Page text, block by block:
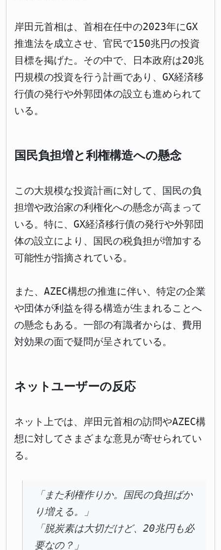
岸田元首相は、首相在任中の2023年にGX
推進法を成立させ、官民で150兆円の投資
目標を掲げた。その中で、日本政府は20兆
円規模の投資を行う計画であり、GX経済移
行債の発行や外郭団体の設立も進められて
いる。
国民負担増と利権構造への懸念
この大規模な投資計画に対して、国民の負
担増や政治家の利権化への懸念が高まって
いる。特に、GX経済移行債の発行や外郭団
体の設立により、国民の税負担が増加する
可能性が指摘されている。
また、AZEC構想の推進に伴い、特定の企業
や団体が利益を得る構造が生まれることへ
の懸念もある。一部の有識者からは、費用
対効果の面で疑問が呈されている。
ネットユーザーの反応
ネット上では、岸田元首相の訪問やAZEC構
想に対してさまざまな意見が寄せられてい
る。
「また利権作りか。国民の負担ばか
り増える。」
「脱炭素は大切だけど、20兆円も必
要なの？」